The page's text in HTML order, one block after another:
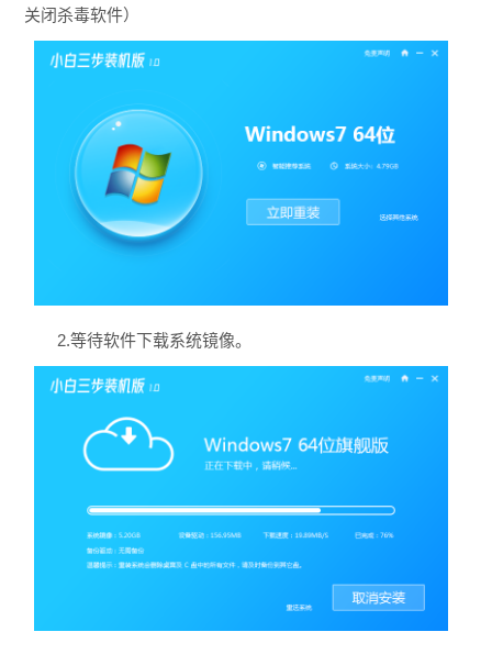
关闭杀毒软件）
2.等待软件下载系统镜像。